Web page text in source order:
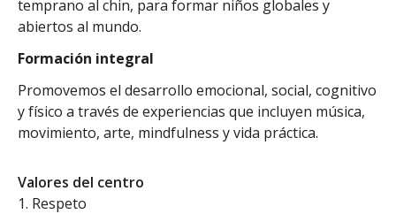
temprano al chin, para formar niños globales y
abiertos al mundo.
Formación integral
Promovemos el desarrollo emocional, social, cognitivo
y físico a través de experiencias que incluyen música,
movimiento, arte, mindfulness y vida práctica.
Valores del centro
Respeto